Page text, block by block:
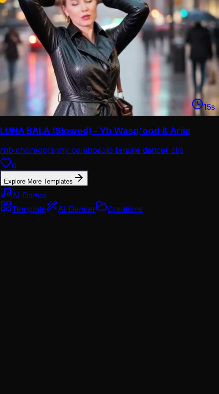
15s
LUNA BALA (Slowed) - Yb Wasg'ood & Ariis
rnb choreography combosolo female dancer clip
0
Explore More Templates
AI Dance
Template
AI Dancer Creations